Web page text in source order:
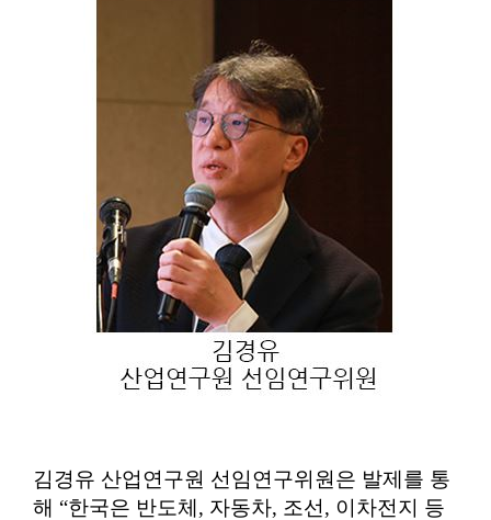
김경유 산업연구원 선임연구위원은 발제를 통
해 “한국은 반도체, 자동차, 조선, 이차전지 등